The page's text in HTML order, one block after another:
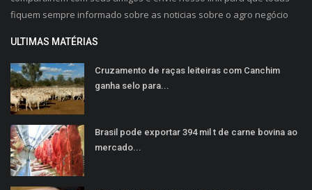
fiquem sempre informado sobre as noticias sobre o agro negócio
ULTIMAS MATÉRIAS
Cruzamento de raças leiteiras com Canchim
ganha selo para...
Brasil pode exportar 394 mil t de carne bovina ao
mercado...